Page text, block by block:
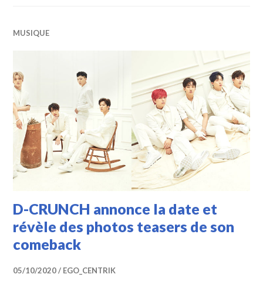
MUSIQUE
D-CRUNCH annonce la date et
révèle des photos teasers de son
comeback
05/10/2020 EGO_CENTRIK